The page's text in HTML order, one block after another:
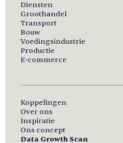
Diensten
Groothandel
Transport
Bouw
Voedingsindustrie
Productie
E-commerce
Koppelingen
Over ons
Inspiratie
Ons concept
Data Growth Scan